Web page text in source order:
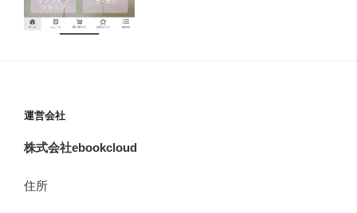
運営会社
株式会社ebookcloud
住所